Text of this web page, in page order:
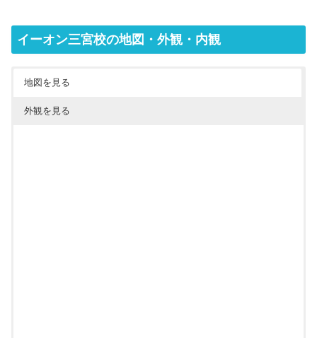
イーオン三宮校の地図・外観・内観
地図を見る
外観を見る